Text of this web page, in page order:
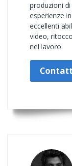
produzioni
esperienze
eccellenti
video,
nel lavoro.